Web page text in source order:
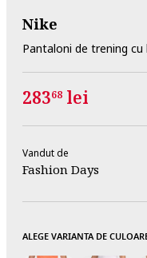
Nike
Pantaloni de trening
28368 lei
Vandut de
Fashion Days
ALEGE VARIANTA DE